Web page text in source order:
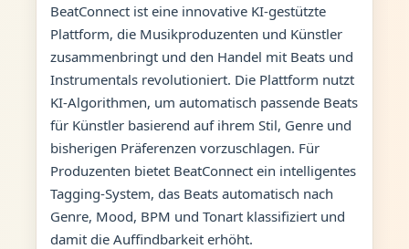
BeatConnect ist eine innovative KI-gestützte
Plattform, die Musikproduzenten und Künstler
zusammenbringt und den Handel mit Beats und
Instrumentals revolutioniert. Die Plattform nutzt
KI-Algorithmen, um automatisch passende Beats
für Künstler basierend auf ihrem Stil, Genre und
bisherigen Präferenzen vorzuschlagen. Für
Produzenten bietet BeatConnect ein intelligentes
Tagging-System, das Beats automatisch nach
Genre, Mood, BPM und Tonart klassifiziert und
damit die Auffindbarkeit erhöht.